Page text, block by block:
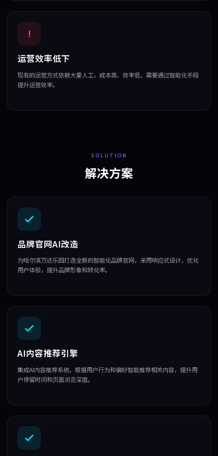
!
运营效率低下
现有的运营方式依赖大量人工，成本高、效率低，需要通过智能化手段
提升运营效率。
SOLUTION
解决方案
品牌官网AI改造
为哈尔滨万达乐园打造全新的智能化品牌官网，采用响应式设计，优化
用户体验，提升品牌形象和转化率。
AI内容推荐引擎
集成AI内容推荐系统，根据用户行为和偏好智能推荐相关内容，提升用
户停留时间和页面浏览深度。